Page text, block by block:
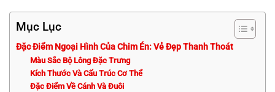
Mục Lục
Đặc Điểm Ngoại Hình Của Chim Én: Vẻ Đẹp Thanh Thoát
Màu Sắc Bộ Lông Đặc Trưng
Kích Thước Và Cấu Trúc Cơ Thể
Đặc Điểm Về Cánh Và Đuôi